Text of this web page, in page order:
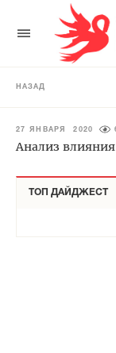
НАЗАД
27 ЯНВАРЯ 2020
Анализ
ТОП ДАЙДЖЕСТ